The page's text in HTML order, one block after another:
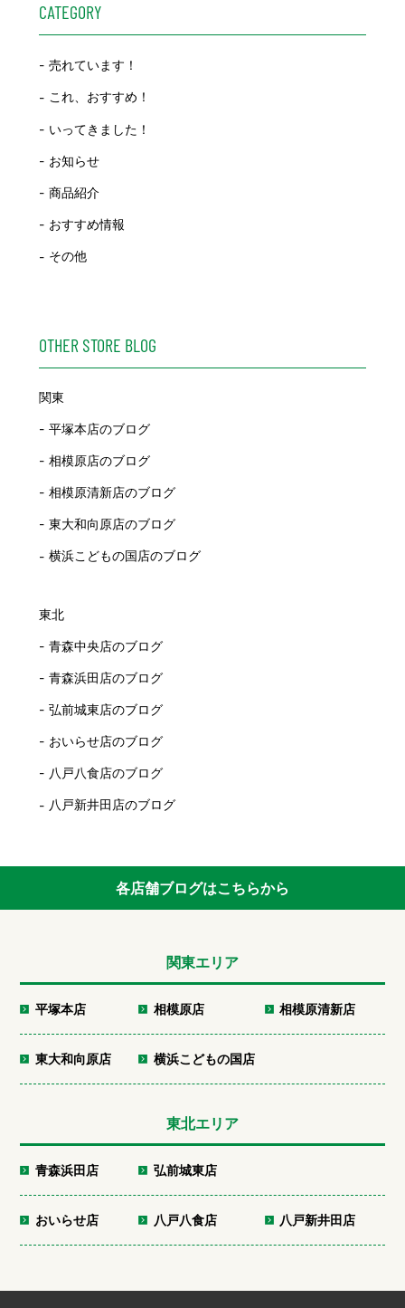
CATEGORY
売れています！
これ、おすすめ！
いってきました！
お知らせ
商品紹介
おすすめ情報
その他
OTHER STORE BLOG
関東
平塚本店のブログ
相模原店のブログ
相模原清新店のブログ
東大和向原店のブログ
横浜こどもの国店のブログ
東北
青森中央店のブログ
青森浜田店のブログ
弘前城東店のブログ
おいらせ店のブログ
八戸八食店のブログ
八戸新井田店のブログ
各店舗ブログはこちらから
関東エリア
平塚本店 相模原店 相模原清新店
東大和向原店 横浜こどもの国店
東北エリア
青森浜田店 弘前城東店
おいらせ店 八戸八食店 八戸新井田店